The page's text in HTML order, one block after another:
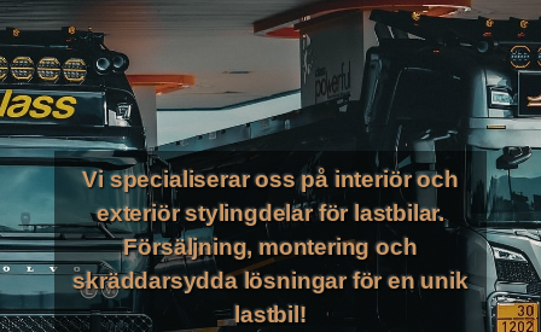
Vi specialiserar oss på interiör och
exteriör stylingdelar för lastbilar.
Försäljning, montering och
skräddarsydda lösningar för en unik
lastbil!